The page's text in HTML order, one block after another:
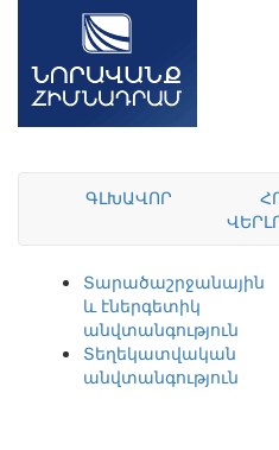
ԳԼԽԱՎՈՐ
Տարածաշրջանային
և էներգետիկ
անվտանգություն
Տեղեկատվական
անվտանգություն